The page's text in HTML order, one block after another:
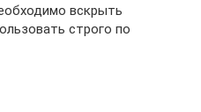
вскрыть
строго по